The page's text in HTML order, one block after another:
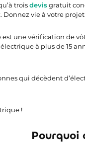
troisdevisgratuit
Donnez vie à votre projet
une vérification de
à plus de 15
qui décèdent
!
Pourquoi